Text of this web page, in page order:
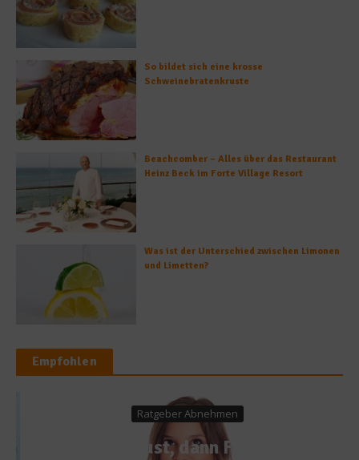
So bildet sich eine krosse
Schweinebratenkruste
Beachcomber – Alles über das Restaurant
Heinz Beck im Forte Village Resort
Was ist der Unterschied zwischen Limonen
und Limetten?
Empfohlen
Ratgeber Abnehmen
Erst Lust, dann Frust –